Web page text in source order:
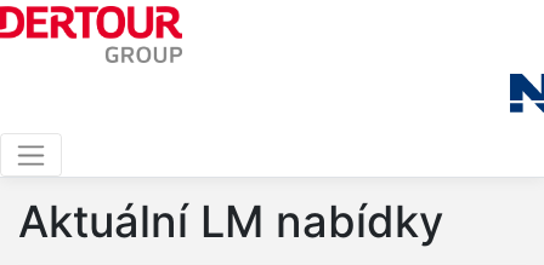
Aktuální LM nabídky